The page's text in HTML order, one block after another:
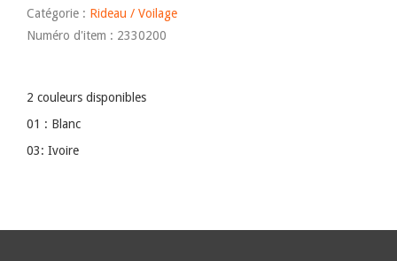
Catégorie : Rideau / Voilage
Numéro d'item : 2330200
2 couleurs disponibles
01 : Blanc
03: Ivoire